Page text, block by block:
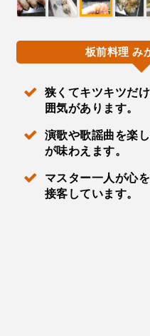
板前料理 み
狭くてキツキツだ
囲気があります。
演歌や歌謡曲を楽
が味わえます。
マスター一人が心
接客しています。